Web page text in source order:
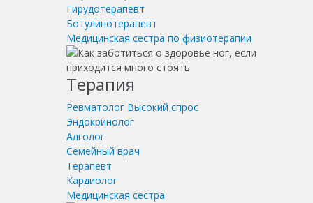
Гирудотерапевт
Ботулинотерапевт
Медицинская сестра по физиотерапии
Терапия
Ревматолог Высокий спрос
Эндокринолог
Алголог
Семейный врач
Терапевт
Кардиолог
Медицинская сестра